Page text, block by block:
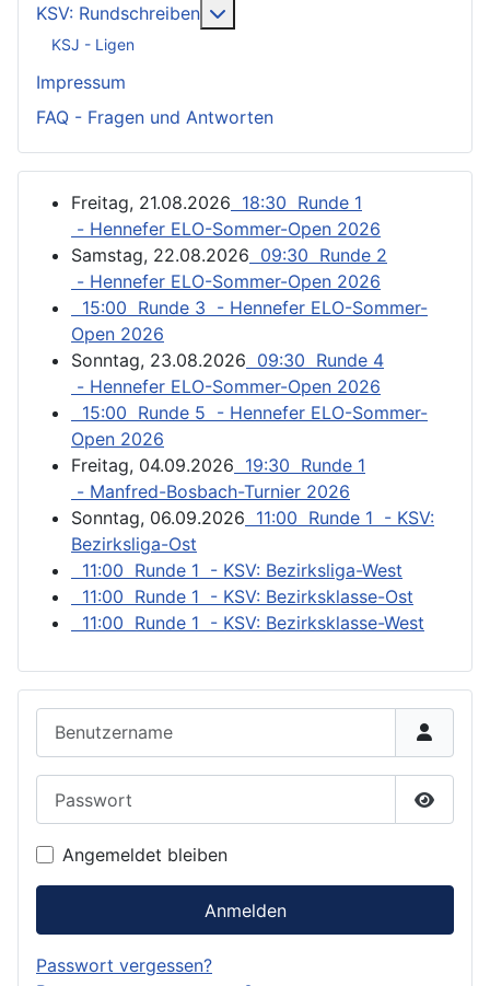
KSV: Rundschreiben
KSJ - Ligen
Impressum
FAQ - Fragen und Antworten
Freitag, 21.08.2026 18:30 Runde 1
- Hennefer ELO-Sommer-Open 2026
Samstag, 22.08.2026 09:30 Runde 2
- Hennefer ELO-Sommer-Open 2026
15:00 Runde 3 - Hennefer ELO-Sommer-
Open 2026
Sonntag, 23.08.2026 09:30 Runde 4
- Hennefer ELO-Sommer-Open 2026
15:00 Runde 5 - Hennefer ELO-Sommer-
Open 2026
Freitag, 04.09.2026 19:30 Runde 1
- Manfred-Bosbach-Turnier 2026
Sonntag, 06.09.2026 11:00 Runde 1 - KSV:
Bezirksliga-Ost
11:00 Runde 1 - KSV: Bezirksliga-West
11:00 Runde 1 - KSV: Bezirksklasse-Ost
11:00 Runde 1 - KSV: Bezirksklasse-West
Angemeldet bleiben
Anmelden
Passwort vergessen?